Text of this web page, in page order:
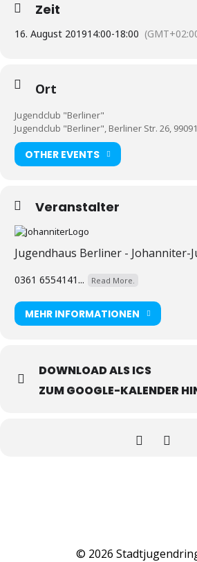
Zeit
16. August 201914:00-18:00
Ort
Jugendclub "Berliner"
Jugendclub "Berliner", Berliner Str. 26,
OTHER EVENTS
Veranstalter
Jugendhaus Berliner - Johanniter-
0361 6554141... Read More.
MEHR INFORMATIONEN
DOWNLOAD ALS ICS
ZUM GOOGLE-KALENDER
© 2026